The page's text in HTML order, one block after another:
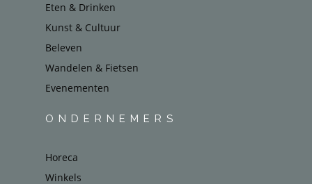
Eten & Drinken
Kunst & Cultuur
Beleven
Wandelen & Fietsen
Evenementen
ONDERNEMERS
Horeca
Winkels